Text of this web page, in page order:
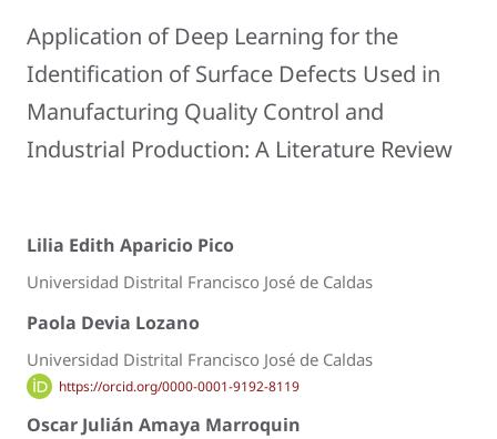
Application of Deep Learning for the
Identification of Surface Defects Used in
Manufacturing Quality Control and
Industrial Production: A Literature Review
Lilia Edith Aparicio Pico
Universidad Distrital Francisco José de Caldas
Paola Devia Lozano
Universidad Distrital Francisco José de Caldas
https://orcid.org/0000-0001-9192-8119
Oscar Julián Amaya Marroquin